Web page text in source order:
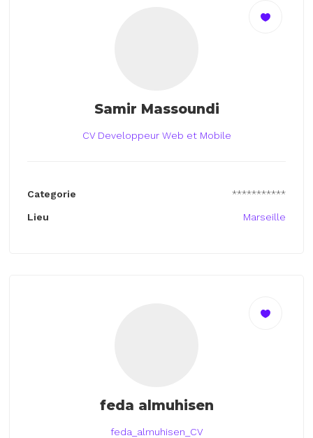
Samir Massoundi
CV Developpeur Web et Mobile
Categorie ***********
Lieu Marseille
feda almuhisen
feda_almuhisen_CV